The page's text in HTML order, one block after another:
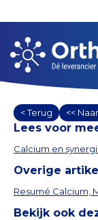
< Terug <<
Lees voor
Calcium en
Overige
Resumé Calcium,
Bekijk ook